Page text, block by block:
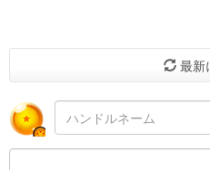
最新